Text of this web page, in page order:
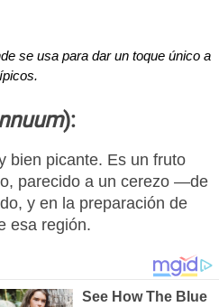
se usa para dar un toque único a
):
bien picante. Es un fruto
parecido a un cerezo —de
y en la preparación de
esa región.